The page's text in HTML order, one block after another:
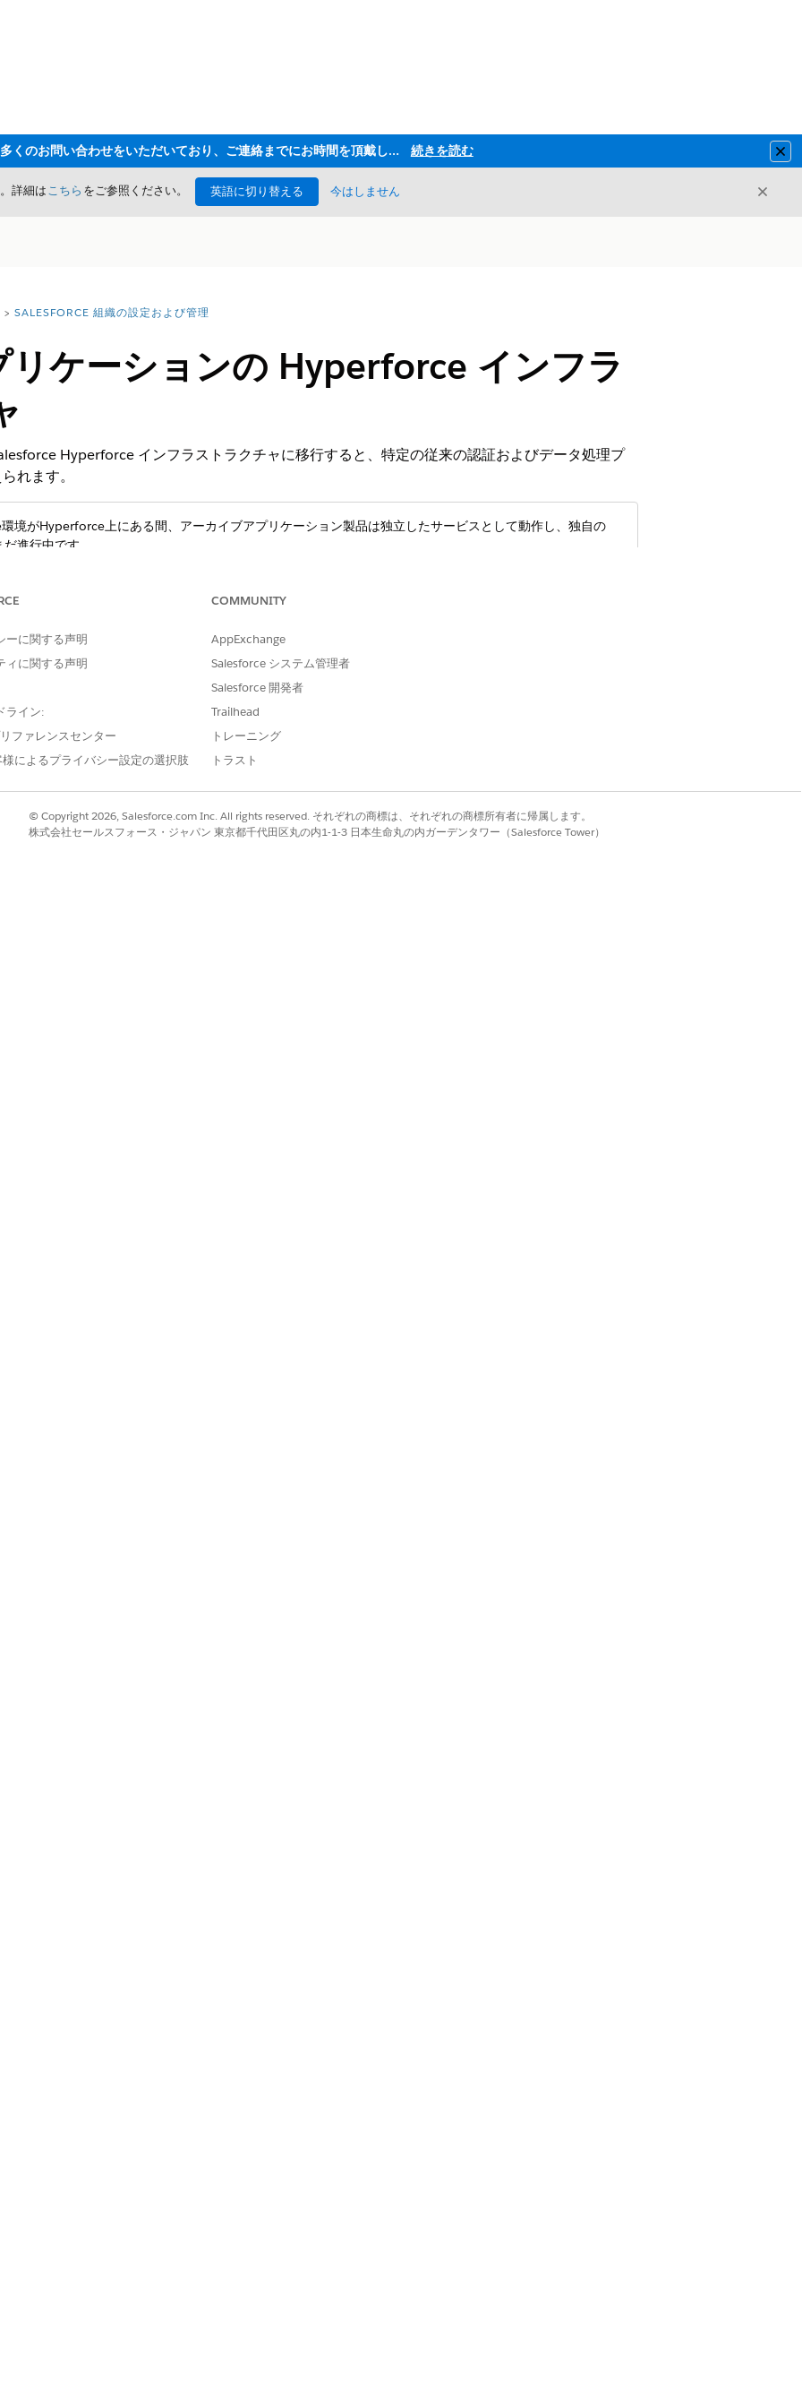
ただいま大変多くのお問い合わせをいただいており、ご連絡までにお時間を頂戴しております 続きを読む
詳細はこちら をご参照ください。 英語に切り替える 今はしません 閉じる
SALESFORCE 組織の設定および管理
ケーションの Hyperforce インフラ
Hyperforce インフラストラクチャに移行すると、特定の従来の認証およびデータ処理プ
れます。
境がHyperforce上にある間、アーカイブアプリケーション製品は独立したサービスとして動作し、独自の
進行中です。
ングUI
ディング プロセスが合理化され、アプリケーションの設定インターフェイスが変更されます。
削除/非表示
Not Relevant (関連なし)
更新されたセキュリティプロトコルでは、権限
の処理が異なります。
ーに関する声明
ィに関する声明
ライン:
ファレンスセンター
様によるプライバシー設定の選択肢
COMMUNITY
AppExchange
Salesforce システム管理者
Salesforce 開発者
Trailhead
トレーニング
トラスト
© Copyright 2026, Salesforce.com Inc. All rights reserved. それぞれの商標は、それぞれの商標所有者に帰属します。
株式会社セールスフォース・ジャパン 東京都千代田区丸の内1-1-3 日本生命丸の内ガーデンタワー（Salesforce Tower）